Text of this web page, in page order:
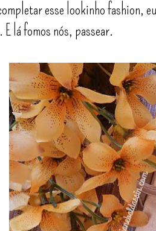
esse lookinho fashion,
lá fomos nós, passear.